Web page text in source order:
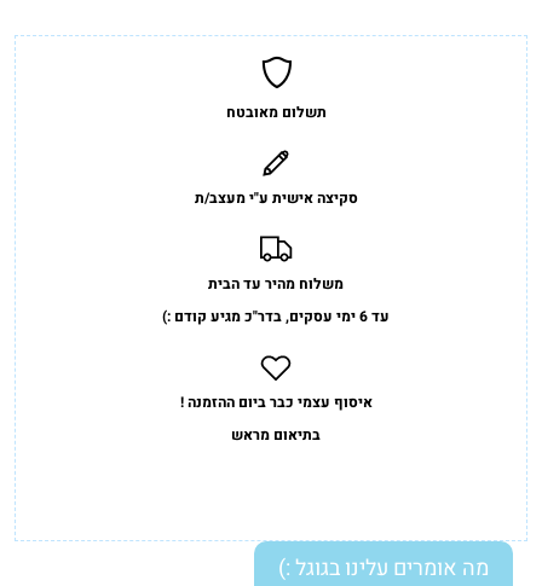
תשלום מאובטח
סקיצה אישית ע"י מעצב/ת
משלוח מהיר עד הבית
עד 6 ימי עסקים, בדר"כ מגיע קודם :)
איסוף עצמי כבר ביום ההזמנה !
בתיאום מראש
מה אומרים עלינו בגוגל :)